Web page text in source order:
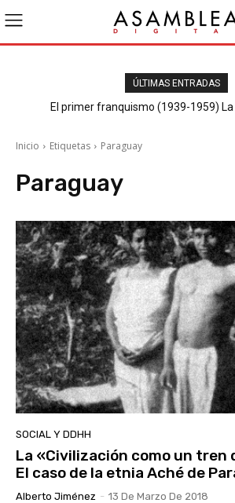
ÚLTIMAS ENTRADAS
El primer franquismo (1939-1959)
Inicio Etiquetas Paraguay
Paraguay
SOCIAL Y DDHH
La «Civilización como un tren
El caso de la etnia Aché de
Alberto Jiménez - 13 De Marzo De 2018